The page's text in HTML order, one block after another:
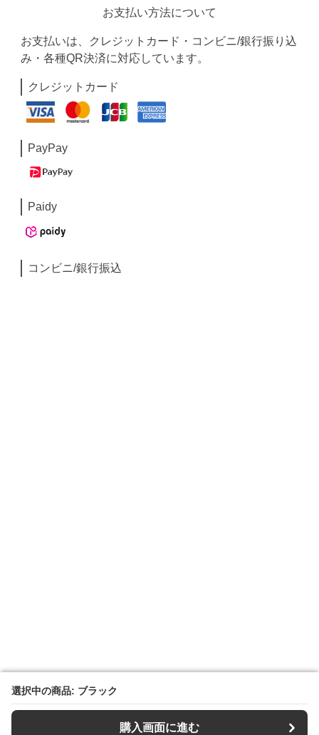
選択中の商品: ブラック
購入画面に進む
選択中の商品: ブラック
購入画面に進む
お支払い方法について
お支払いは、クレジットカード・コンビニ/銀行振り込
み・各種QR決済に対応しています。
クレジットカード
PayPay
Paidy
コンビニ/銀行振込